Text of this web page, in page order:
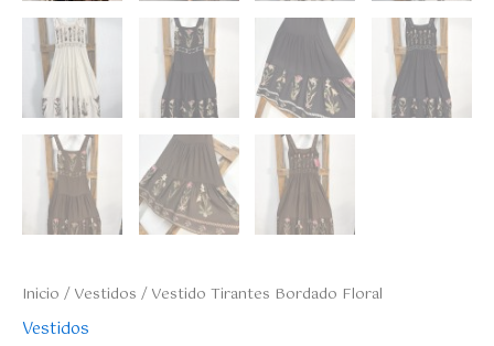
Inicio /Vestidos / Vestido Tirantes Bordado Floral
Vestidos